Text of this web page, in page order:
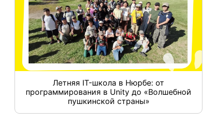
Летняя IT-школа в Нюрбе: от
программирования в Unity до «Волшебной
пушкинской страны»